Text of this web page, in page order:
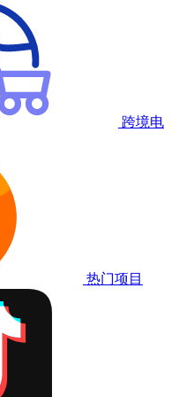
跨境电
热门项目